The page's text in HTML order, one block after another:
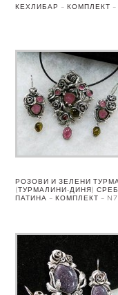
КЕХЛИБАР – КОМПЛЕКТ –
РОЗОВИ И ЗЕЛЕНИ
(ТУРМАЛИНИ-ДИНЯ)
ПАТИНА – КОМПЛЕКТ –